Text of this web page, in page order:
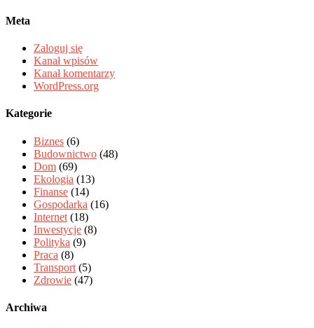
Meta
Zaloguj się
Kanał wpisów
Kanał komentarzy
WordPress.org
Kategorie
Biznes (6)
Budownictwo (48)
Dom (69)
Ekologia (13)
Finanse (14)
Gospodarka (16)
Internet (18)
Inwestycje (8)
Polityka (9)
Praca (8)
Transport (5)
Zdrowie (47)
Archiwa